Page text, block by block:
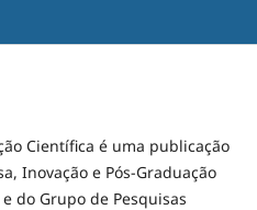
Científica é uma publicação
Inovação e Pós-Graduação
do Grupo de Pesquisas